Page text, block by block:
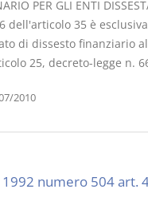
PER GLI ENTI
dell'articolo 35 è
di dissesto finanziario
25, decreto-legge n.
2010
numero 504 art.